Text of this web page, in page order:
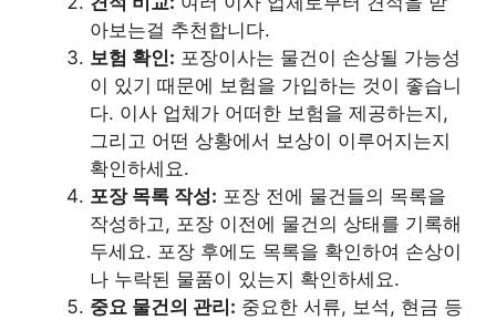
아보는걸 추천합니다.
보험 확인: 포장이사는 물건이 손상될 가능성
이 있기 때문에 보험을 가입하는 것이 좋습니
다. 이사 업체가 어떠한 보험을 제공하는지,
그리고 어떤 상황에서 보상이 이루어지는지
확인하세요.
포장 목록 작성: 포장 전에 물건들의 목록을
작성하고, 포장 이전에 물건의 상태를 기록해
두세요. 포장 후에도 목록을 확인하여 손상이
나 누락된 물품이 있는지 확인하세요.
중요 물건의 관리: 중요한 서류, 보석, 현금 등